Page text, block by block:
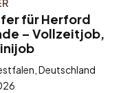
für Herford
– Vollzeitjob,
Deutschland